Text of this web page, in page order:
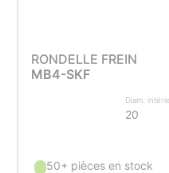
RONDELLE FREIN
MB4-SKF
Diam.
20
50+ pièces en stock